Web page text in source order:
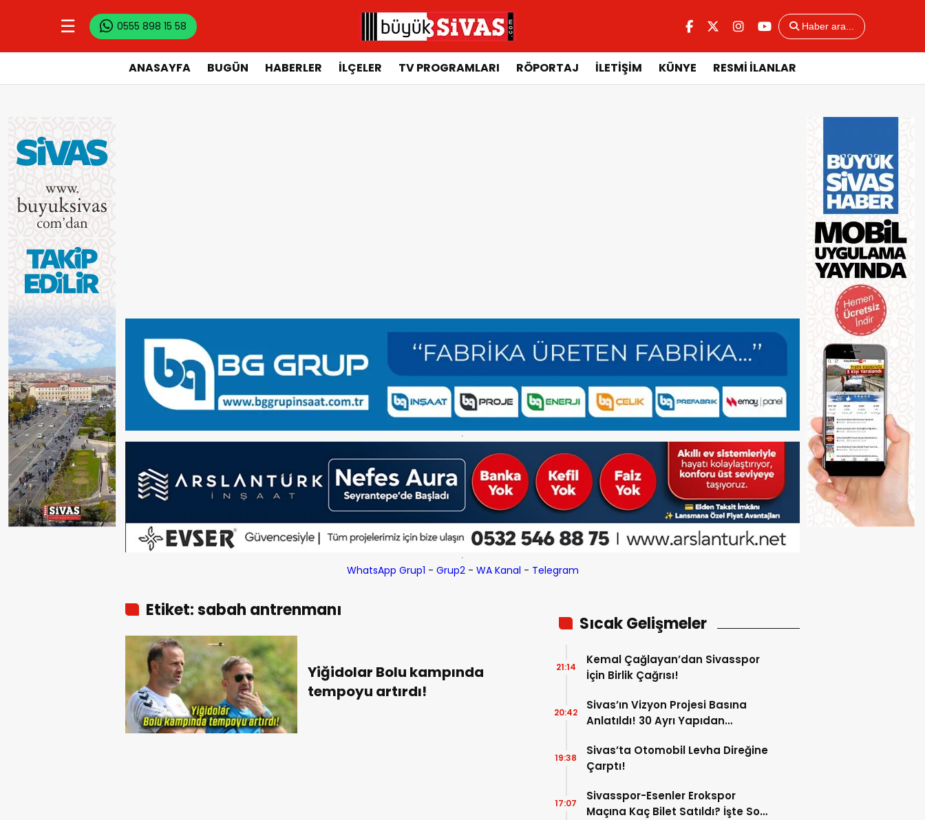
☰ 0555 898 15 58 Haber ara...
ANASAYFA BUGÜN HABERLER İLÇELER TV PROGRAMLARI RÖPORTAJ İLETİŞİM KÜNYE RESMİ İLANLAR
WhatsApp Grup1 - Grup2- WA Kanal - Telegram
Etiket: sabah antrenmanı
Yiğidolar Bolu kampında
tempoyu artırdı!
Sıcak Gelişmeler
Kemal Çağlayan’dan Sivasspor
İçin Birlik Çağrısı!
21:14
Sivas’ın Vizyon Projesi Basına
Anlatıldı! 30 Ayrı Yapıdan
20:42
Sivas’ta Otomobil Levha Direğine
Çarptı!
19:38
Sivasspor-Esenler Erokspor
Maçına Kaç Bilet Satıldı? İşte Son
17:07